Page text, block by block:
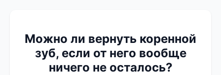
Можно ли вернуть коренной
зуб, если от него вообще
ничего не осталось?